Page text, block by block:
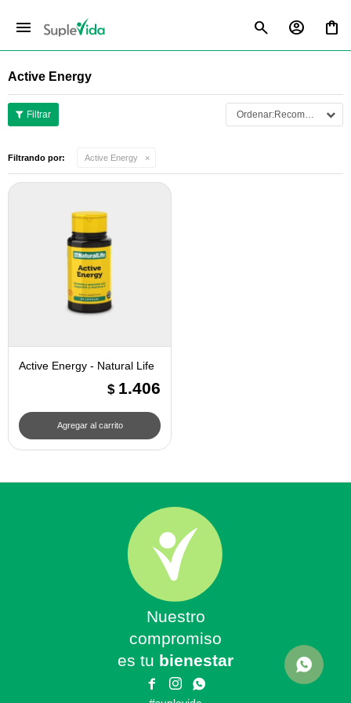
menu
Active Energy
Recomendados
Filtrando por: Active Energy
Active Energy - Natural Life
$ 1.406
Nuestro
compromiso
es tu bienestar
 
